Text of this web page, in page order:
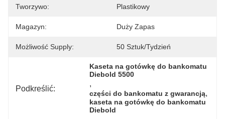
Tworzywo: Plastikowy
Magazyn: Duży Zapas
Możliwość Supply: 50 Sztuk/tydzień
Podkreślić:
Kaseta na gotówkę do bankomatu
Diebold 5500
,
części do bankomatu z gwarancją
kaseta na gotówkę do bankomatu
Diebold